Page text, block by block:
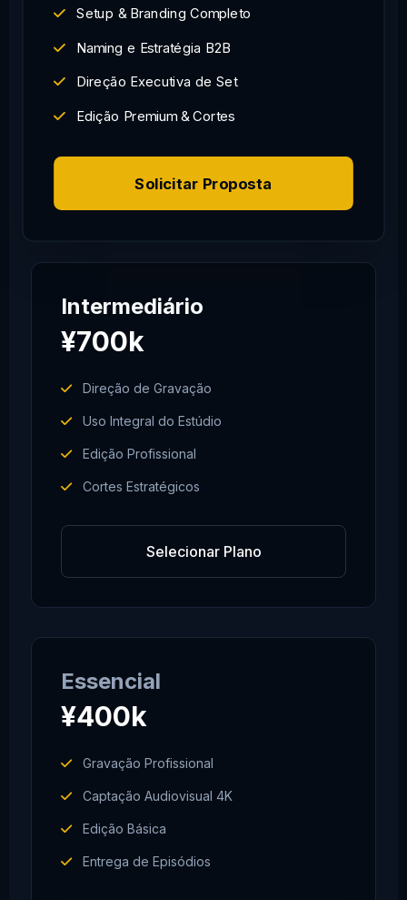
Setup & Branding Completo
Naming e Estratégia B2B
Direção Executiva de Set
Edição Premium & Cortes
Solicitar Proposta
Intermediário
¥700k
Direção de Gravação
Uso Integral do Estúdio
Edição Profissional
Cortes Estratégicos
Selecionar Plano
Essencial
¥400k
Gravação Profissional
Captação Audiovisual 4K
Edição Básica
Entrega de Episódios